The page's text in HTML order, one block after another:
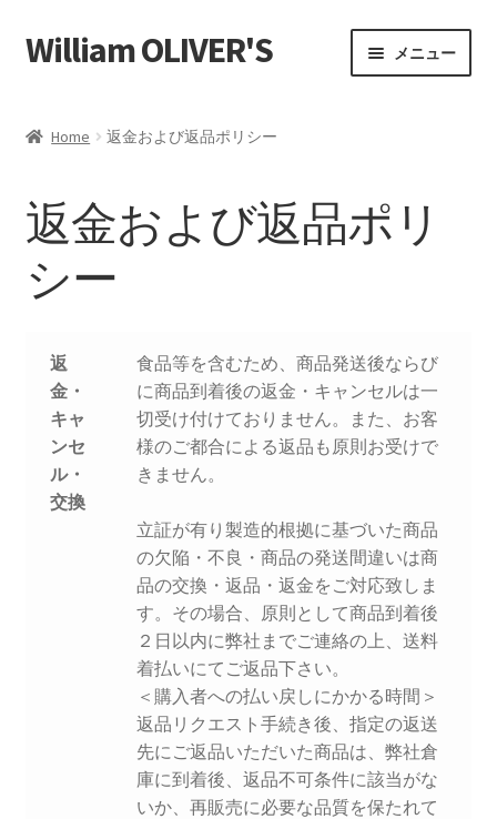
ナ
ビ
ー
ン
へ
ス
キ
コ
ン
ン
ス
キ
ッ
プ
William OLIVER'S メニュー
Payment Confirmation
Payment Failed
パートナーログイン
登録
Terms and Conditions
William OLIVER’Sとは
Home 返金および返品ポリシー
返金および返品ポリ
シー
返
金・
キャ
ンセ
ル・
交換
食品等を含むため、商品発送後ならび
に商品到着後の返金・キャンセルは一
切受け付けておりません。また、お客
様のご都合による返品も原則お受けで
きません。
立証が有り製造的根拠に基づいた商品
の欠陥・不良・商品の発送間違いは商
品の交換・返品・返金をご対応致しま
す。その場合、原則として商品到着後
２日以内に弊社までご連絡の上、送料
着払いにてご返品下さい。
＜購入者への払い戻しにかかる時間＞
返品リクエスト手続き後、指定の返送
先にご返品いただいた商品は、弊社倉
庫に到着後、返品不可条件に該当がな
いか、再販売に必要な品質を保たれて